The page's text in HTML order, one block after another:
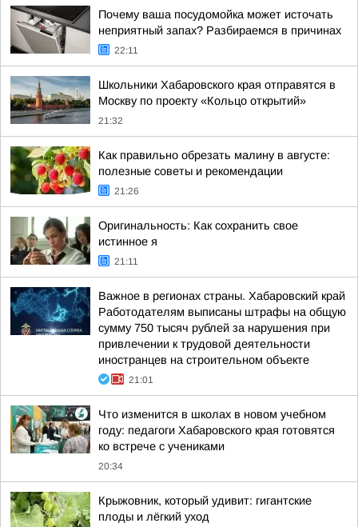
Почему ваша посудомойка может источать
неприятный запах? Разбираемся в причинах
22:11
Школьники Хабаровского края отправятся в
Москву по проекту «Кольцо открытий»
21:32
Как правильно обрезать малину в августе:
полезные советы и рекомендации
21:26
Оригинальность: Как сохранить свое
истинное я
21:11
Важное в регионах страны. Хабаровский край
Работодателям выписаны штрафы на общую
сумму 750 тысяч рублей за нарушения при
привлечении к трудовой деятельности
иностранцев на строительном объекте
21:01
Что изменится в школах в новом учебном
году: педагоги Хабаровского края готовятся
ко встрече с учениками
20:34
Крыжовник, который удивит: гигантские
плоды и лёгкий уход